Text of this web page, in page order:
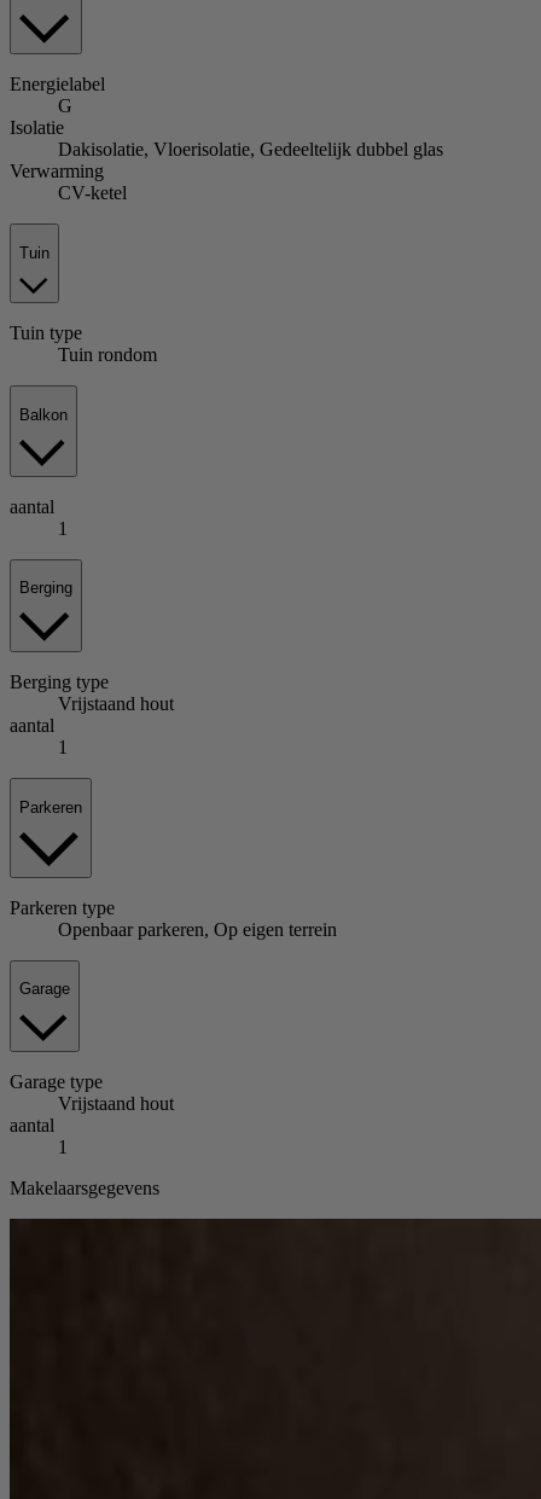
Energielabel
G
Isolatie
Dakisolatie, Vloerisolatie, Gedeeltelijk dubbel glas
Verwarming
CV-ketel
Tuin
Tuin type
Tuin rondom
Balkon
aantal
1
Berging
Berging type
Vrijstaand hout
aantal
1
Parkeren
Parkeren type
Openbaar parkeren, Op eigen terrein
Garage
Garage type
Vrijstaand hout
aantal
1
Makelaarsgegevens